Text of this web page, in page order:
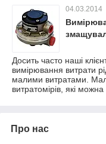
04.03.2014
Досить часто наші
вимірювання витрати
малими витратами.
витратомірів, які
Про нас